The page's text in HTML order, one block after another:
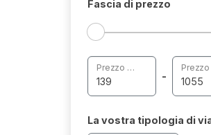
Fascia di prezzo
Prezzo minimo
-
La vostra tipologia di